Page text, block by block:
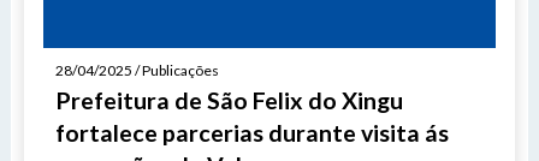
28/04/2025 / Publicações
Prefeitura de São Felix do Xingu
fortalece parcerias durante visita ás